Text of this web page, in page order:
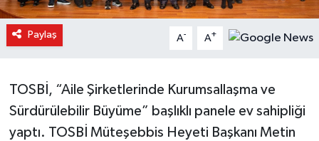
Paylaş A- A+
TOSBİ, “Aile Şirketlerinde Kurumsallaşma ve
Sürdürülebilir Büyüme” başlıklı panele ev sahipliği
yaptı. TOSBİ Müteşebbis Heyeti Başkanı Metin